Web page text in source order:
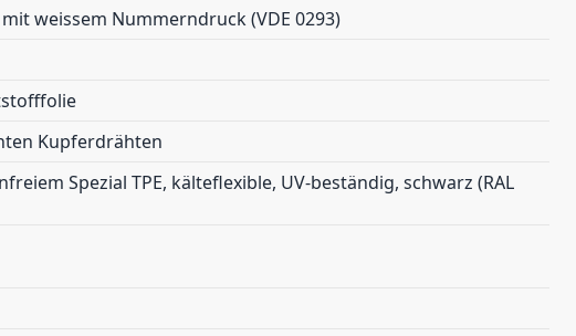
weissem Nummerndruck (VDE 0293)
Kupferdrähten
Spezial TPE, kälteflexible, UV-beständig, schwarz (RAL